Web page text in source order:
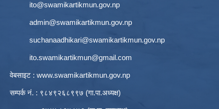
ito@swamikartikmun.gov.np
admin@swamikartikmun.gov.np
suchanaadhikari@swamikartikmun.gov.np
ito.swamikartikmun@gmail.com
वेबसाइट : www.swamikartikmun.gov.np
सम्पर्क नं. : ९८४९२६८९९७ (गा.पा.अध्यक्ष)